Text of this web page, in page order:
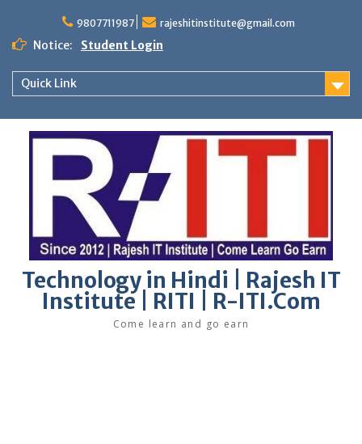
content
9807711987 rajeshitinstitute@gmail.com
Notice: Student Login
Quick Link
Technology in Hindi | Rajesh IT
Institute | RITI | R-ITI.Com
Come learn and go earn